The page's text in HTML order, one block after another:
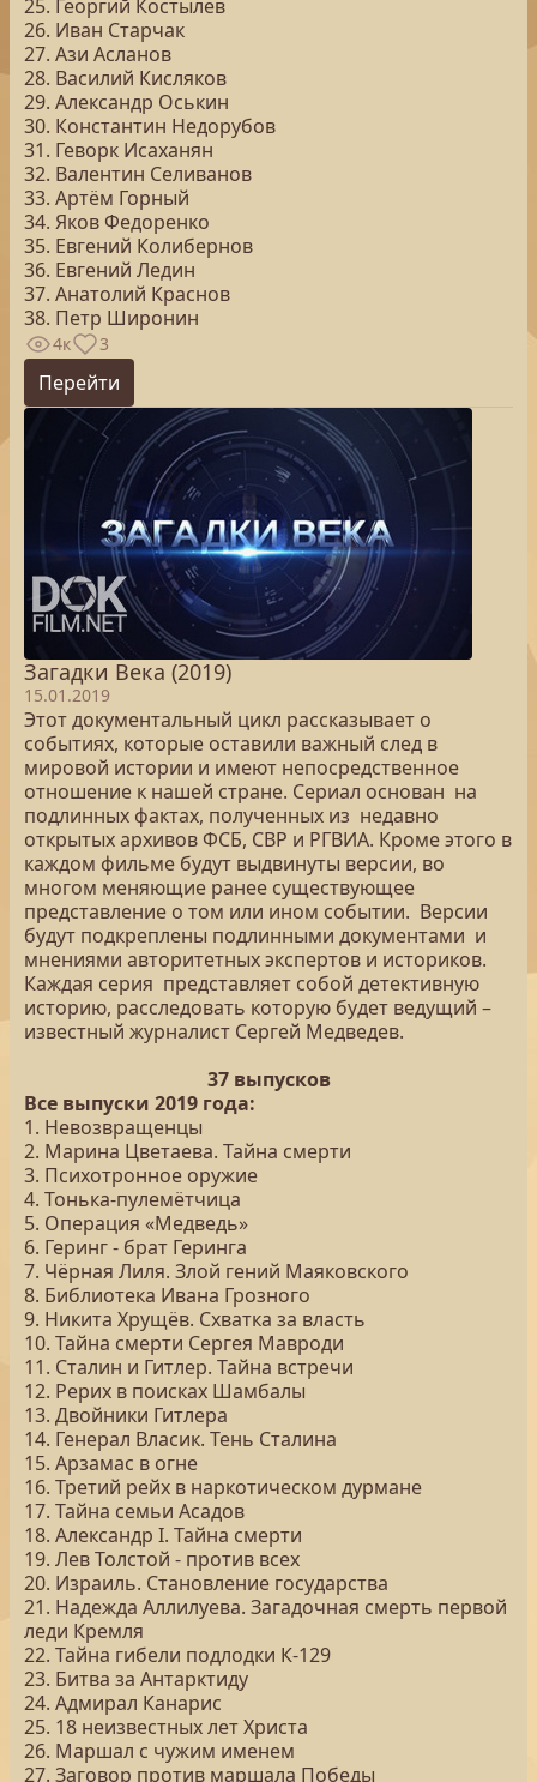
25. Георгий Костылев
26. Иван Старчак
27. Ази Асланов
28. Василий Кисляков
29. Александр Оськин
30. Константин Недорубов
31. Геворк Исаханян
32. Валентин Селиванов
33. Артём Горный
34. Яков Федоренко
35. Евгений Колибернов
36. Евгений Ледин
37. Анатолий Краснов
38. Петр Широнин
4к 3
Перейти
Загадки Века (2019)
15.01.2019
Этот документальный цикл рассказывает о
событиях, которые оставили важный след в
мировой истории и имеют непосредственное
отношение к нашей стране. Сериал основан на
подлинных фактах, полученных из недавно
открытых архивов ФСБ, СВР и РГВИА. Кроме этого в
каждом фильме будут выдвинуты версии, во
многом меняющие ранее существующее
представление о том или ином событии. Версии
будут подкреплены подлинными документами и
мнениями авторитетных экспертов и историков.
Каждая серия представляет собой детективную
историю, расследовать которую будет ведущий –
известный журналист Сергей Медведев.
37 выпусков
Все выпуски 2019 года:
1. Невозвращенцы
2. Марина Цветаева. Тайна смерти
3. Психотронное оружие
4. Тонька-пулемётчица
5. Операция «Медведь»
6. Геринг - брат Геринга
7. Чёрная Лиля. Злой гений Маяковского
8. Библиотека Ивана Грозного
9. Никита Хрущёв. Схватка за власть
10. Тайна смерти Сергея Мавроди
11. Сталин и Гитлер. Тайна встречи
12. Рерих в поисках Шамбалы
13. Двойники Гитлера
14. Генерал Власик. Тень Сталина
15. Арзамас в огне
16. Третий рейх в наркотическом дурмане
17. Тайна семьи Асадов
18. Александр I. Тайна смерти
19. Лев Толстой - против всех
20. Израиль. Становление государства
21. Надежда Аллилуева. Загадочная смерть первой
леди Кремля
22. Тайна гибели подлодки К-129
23. Битва за Антарктиду
24. Адмирал Канарис
25. 18 неизвестных лет Христа
26. Маршал с чужим именем
27. Заговор против маршала Победы